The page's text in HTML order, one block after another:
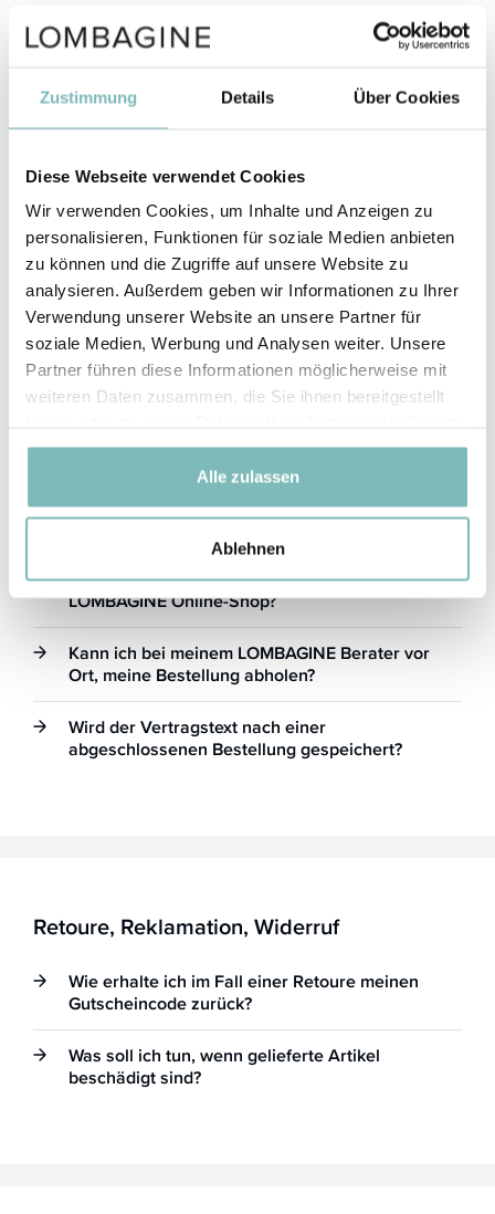
Zustimmung Details Über Cookies
Diese Webseite verwendet Cookies
Wir verwenden Cookies, um Inhalte und Anzeigen zu
personalisieren, Funktionen für soziale Medien anbieten
zu können und die Zugriffe auf unsere Website zu
analysieren. Außerdem geben wir Informationen zu Ihrer
Verwendung unserer Website an unsere Partner für
soziale Medien, Werbung und Analysen weiter. Unsere
Partner führen diese Informationen möglicherweise mit
weiteren Daten zusammen, die Sie ihnen bereitgestellt
gesammelt haben.
Alle zulassen
Ablehnen
Wo finde ich die Datenschutz-Hinweise und
Widerrufsbedingungen?
Ist ein Versand ins Ausland möglich?
ändern?
Wie erhalte ich meine Rechnung?
Wie kann ich sehen, wo sich mein Paket aufhält?
Kann ich meine Bestellungen online einsehen?
Wie ändere ich meine Lieferanschrift?
Hause bin?
Kann ich auch telefonisch oder per Mail
bestellen?
Wie funktioniert der Bestellvorgang im
LOMBAGINE Online-Shop?
Kann ich bei meinem LOMBAGINE Berater vor
Ort, meine Bestellung abholen?
Wird der Vertragstext nach einer
abgeschlossenen Bestellung gespeichert?
Retoure, Reklamation, Widerruf
Wie erhalte ich im Fall einer Retoure meinen
Gutscheincode zurück?
Was soll ich tun, wenn gelieferte Artikel
beschädigt sind?